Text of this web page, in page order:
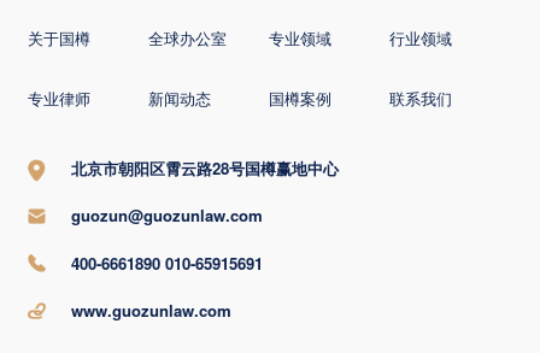
关于国樽 全球办公室 专业领域 行业领域
专业律师 新闻动态 国樽案例 联系我们
北京市朝阳区霄云路28号国樽赢地中心
guozun@guozunlaw.com
400-6661890 010-65915691
www.guozunlaw.com